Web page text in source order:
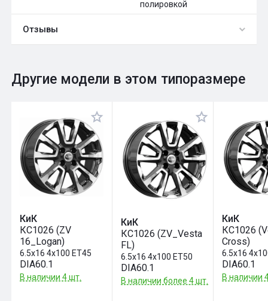
полировкой
Отзывы
Оставить отзыв
Общий рейтинг 0
Другие модели в этом типоразмере
КиК
КС1026 (ZV
16_Logan)
6.5x16 4x100 ET45
DIA60.1
В наличии 4 шт.
КиК
КС1026 (ZV_Vesta
FL)
6.5x16 4x100 ET50
DIA60.1
В наличии более 4 шт.
КиК
КС1026
Cross)
6.5x16
DIA60.1
В наличии